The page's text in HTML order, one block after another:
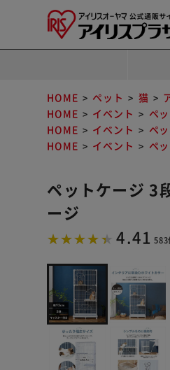
HOME ペット 猫
HOME
イベント ペ
HOME
イベント ペ
HOME
イベント ペ
ペットケージ 3
ージ
4.41 583